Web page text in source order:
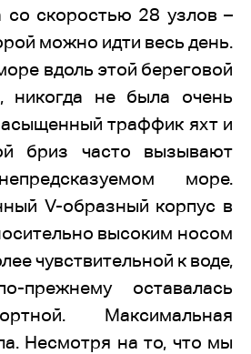
скоростью 28 узлов –
можно идти весь день.
вдоль этой береговой
никогда не была очень
траффик яхт и
бриз часто вызывают
море.
V-образный корпус в
высоким носом
чувствительной к воде,
прежнему оставалась
Максимальная
Несмотря на то, что мы